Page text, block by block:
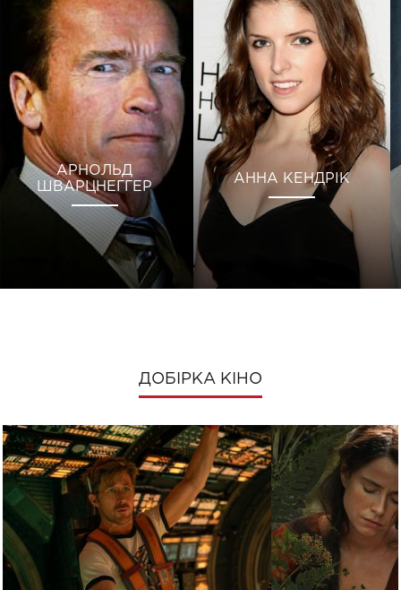
АРНОЛЬД
ШВАРЦНЕГГЕР
АННА КЕНДРІК
ДОБІРКА КІНО